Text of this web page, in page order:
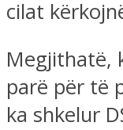
cilat
Megjithatë,
parë për të
ka shkelur